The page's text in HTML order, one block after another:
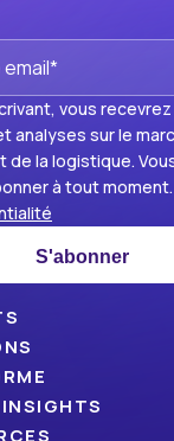
vous
analyses sur le
de la logistique.
à tout moment.
S'abonner
conseil
et